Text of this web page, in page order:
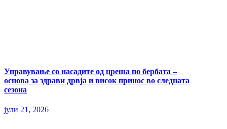
Управување со насадите од цреша по бербата –
основа за здрави дрвја и висок принос во следната
сезона
јули 21, 2026